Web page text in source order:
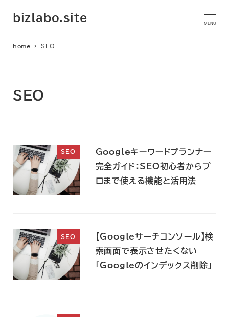
bizlabo.site
MENU
home SEO
SEO
SEO
Googleキーワードプランナー
完全ガイド：SEO初心者からプ
ロまで使える機能と活用法
SEO
【Googleサーチコンソール】検
索画面で表示させたくない
「Googleのインデックス削除」